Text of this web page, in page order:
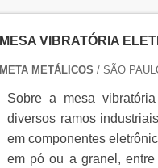
MESA VIBRATÓRIA
META METÁLICOS / SÃO
Sobre a mesa
diversos ramos
em componentes
em pó ou a granel,